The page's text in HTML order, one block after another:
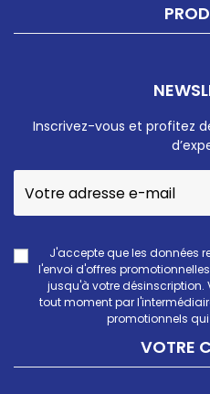
Inscrivez-vous et profitez
J'accepte que les données
l'envoi d'offres
jusqu'à votre désinscription.
tout moment par
promotionnels
VOTRE